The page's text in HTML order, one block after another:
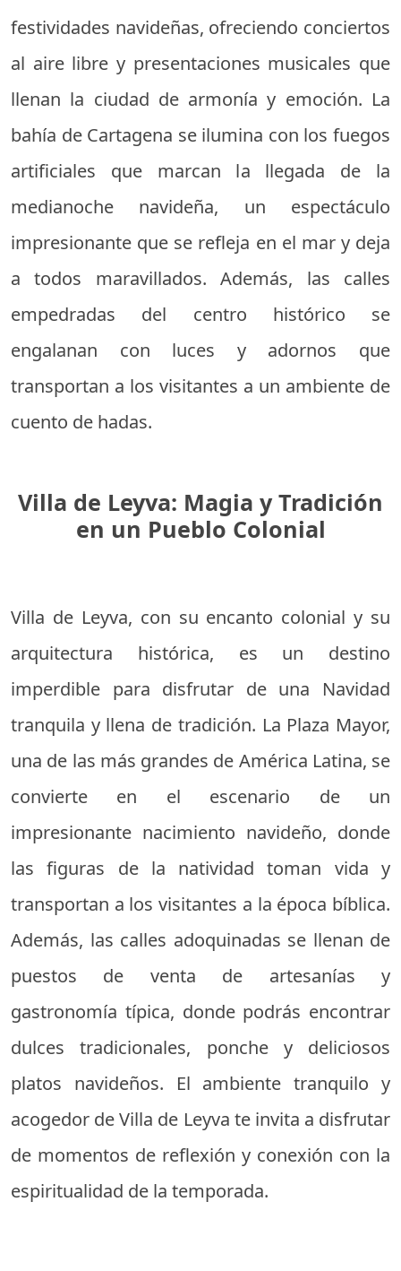
festividades navideñas, ofreciendo conciertos
al aire libre y presentaciones musicales que
llenan la ciudad de armonía y emoción. La
bahía de Cartagena se ilumina con los fuegos
artificiales que marcan la llegada de la
medianoche navideña, un espectáculo
impresionante que se refleja en el mar y deja
a todos maravillados. Además, las calles
empedradas del centro histórico se
engalanan con luces y adornos que
transportan a los visitantes a un ambiente de
cuento de hadas.
Villa de Leyva: Magia y Tradición
en un Pueblo Colonial
Villa de Leyva, con su encanto colonial y su
arquitectura histórica, es un destino
imperdible para disfrutar de una Navidad
tranquila y llena de tradición. La Plaza Mayor,
una de las más grandes de América Latina, se
convierte en el escenario de un
impresionante nacimiento navideño, donde
las figuras de la natividad toman vida y
transportan a los visitantes a la época bíblica.
Además, las calles adoquinadas se llenan de
puestos de venta de artesanías y
gastronomía típica, donde podrás encontrar
dulces tradicionales, ponche y deliciosos
platos navideños. El ambiente tranquilo y
acogedor de Villa de Leyva te invita a disfrutar
de momentos de reflexión y conexión con la
espiritualidad de la temporada.